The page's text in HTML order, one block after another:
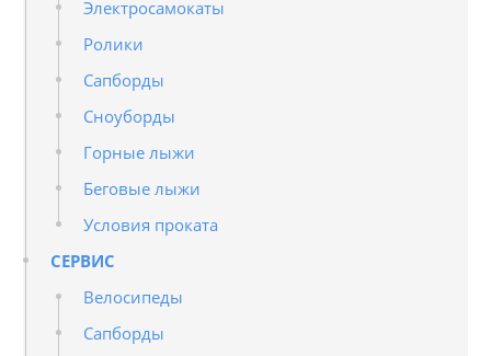
Электросамокаты
Ролики
Сапборды
Сноуборды
Горные лыжи
Беговые лыжи
Условия проката
СЕРВИС
Велосипеды
Сапборды